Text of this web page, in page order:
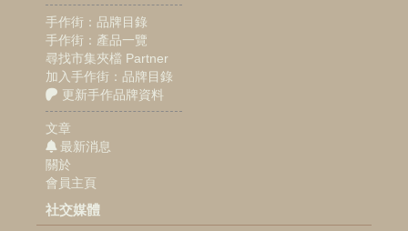
手作街：品牌目錄
手作街：產品一覽
尋找市集夾檔 Partner
加入手作街：品牌目錄
更新手作品牌資料
文章
最新消息
關於
會員主頁
社交媒體